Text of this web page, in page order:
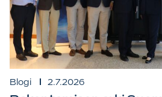
Blogi 2.7.2026